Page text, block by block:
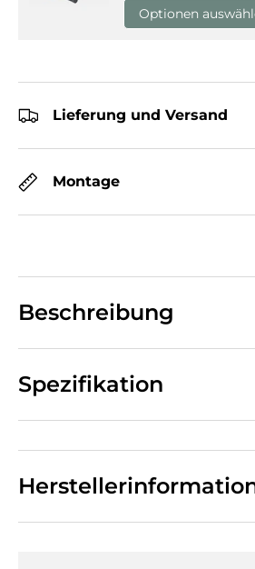
Optionen
Lieferung und Versand
Montage
Beschreibung
Spezifikation